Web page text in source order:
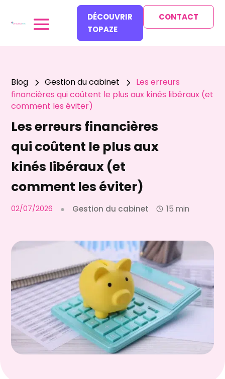
DÉCOUVRIR
TOPAZE
CONTACT
Blog 5 Gestion du cabinet 5 Les erreurs
financières qui coûtent le plus aux kinés libéraux (et
comment les éviter)
Les erreurs financières
qui coûtent le plus aux
kinés libéraux (et
comment les éviter)
02/07/2026 ● Gestion du cabinet 15 min